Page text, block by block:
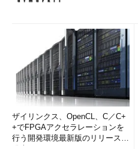
●サービス検出（-sV）、OS検出
Nmapで発見されたポートでど
るかの検出を行ってくれる。オ
ビスが提供されているか、おお
い場合やデフォルトのポート以
バプログラムなどは、このオプ
ルやバージョンが判明する場合
ザイリンクス、OpenCL、C／C+
+でFPGAアクセラレーションを
行う開発環境最新版のリリースを